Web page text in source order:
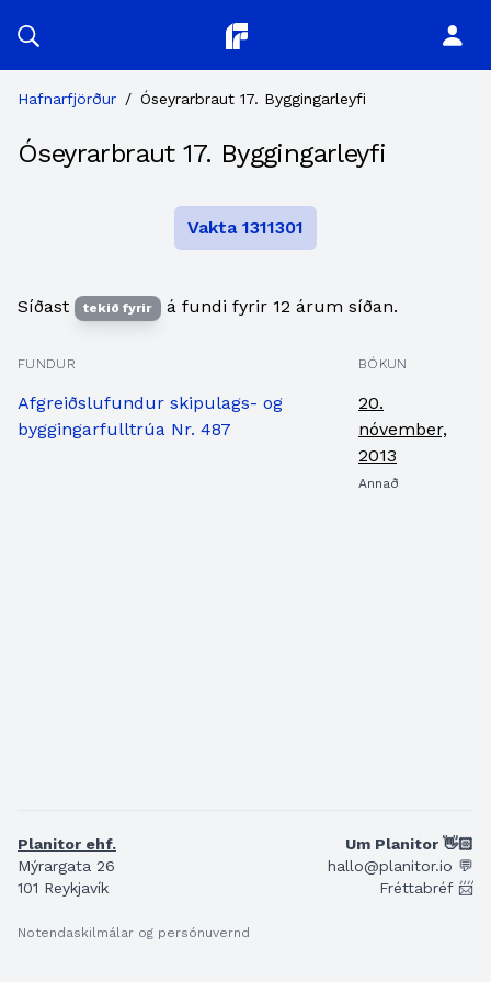
Planitor
Hafnarfjörður / Óseyrarbraut 17. Byggingarleyfi
Óseyrarbraut 17. Byggingarleyfi
Vakta 1311301
Síðast tekið fyrir á fundi fyrir 12 árum síðan.
FUNDUR BÓKUN
Afgreiðslufundur skipulags- og
byggingarfulltrúa Nr. 487
20.
nóvember,
2013
Annað
Planitor ehf.
Mýrargata 26
101 Reykjavík
Notendaskilmálar og persónuvernd
Um Planitor 👋🏻
hallo@planitor.io 💬
Fréttabréf 📨